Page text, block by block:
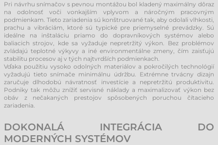
Pri návrhu snímačov s pevnou montážou bol kladený maximálny dôraz
na odolnosť voči vonkajším vplyvom a náročným pracovným
podmienkam. Tieto zariadenia sú konštruované tak, aby odolali vlhkosti,
prachu a vibráciám, ktoré sú typické pre priemyselné prevádzky. Sú
ideálne na inštaláciu priamo do dopravníkových systémov alebo
baliacich strojov, kde sa vyžaduje nepretržitý výkon. Bez problémov
zvládajú teplotné výkyvy a iné environmentálne zmeny, čím zaisťujú
stabilitu procesov aj v tých najtvrdších podmienkach.
Vďaka použitiu vysoko odolných materiálov a pokročilých technológií
vyžadujú tieto snímače minimálnu údržbu. Extrémne trvácny dizajn
zaručuje dlhodobú návratnosť investície a nepretržitú produktivitu.
Podniky tak môžu znížiť servisné náklady a maximalizovať výkon bez
obáv z nečakaných prestojov spôsobených poruchou čítacieho
zariadenia.
DOKONALÁ INTEGRÁCIA DO
MODERNÝCH SYSTÉMOV